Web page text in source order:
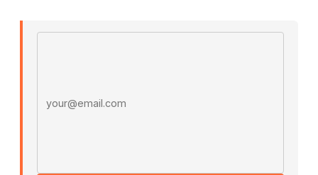
Es La Hora de Aprender ↗